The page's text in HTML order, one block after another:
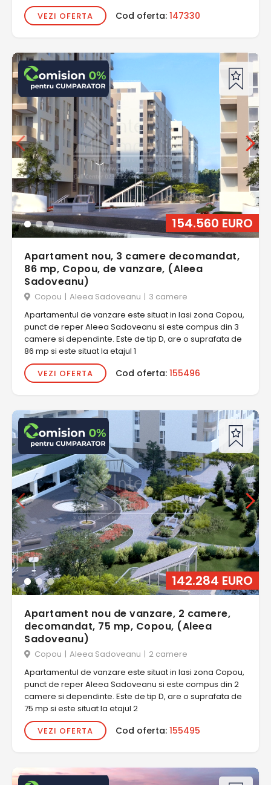
VEZI OFERTA
Cod oferta: 147330
154.560 EURO
Apartament nou, 3 camere decomandat,
86 mp, Copou, de vanzare, (Aleea
Sadoveanu)
Copou | Aleea Sadoveanu | 3 camere
Apartamentul de vanzare este situat in Iasi zona Copou,
punct de reper Aleea Sadoveanu si este compus din 3
camere si dependinte. Este de tip D, are o suprafata de
86 mp si este situat la etajul 1
VEZI OFERTA
Cod oferta: 155496
142.284 EURO
Apartament nou de vanzare, 2 camere,
decomandat, 75 mp, Copou, (Aleea
Sadoveanu)
Copou | Aleea Sadoveanu | 2 camere
Apartamentul de vanzare este situat in Iasi zona Copou,
punct de reper Aleea Sadoveanu si este compus din 2
camere si dependinte. Este de tip D, are o suprafata de
75 mp si este situat la etajul 2
VEZI OFERTA
Cod oferta: 155495